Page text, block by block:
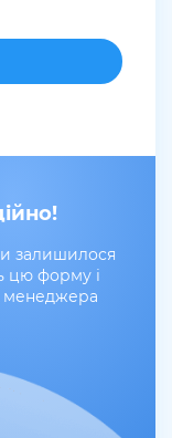
залишилося
цю форму і
менеджера